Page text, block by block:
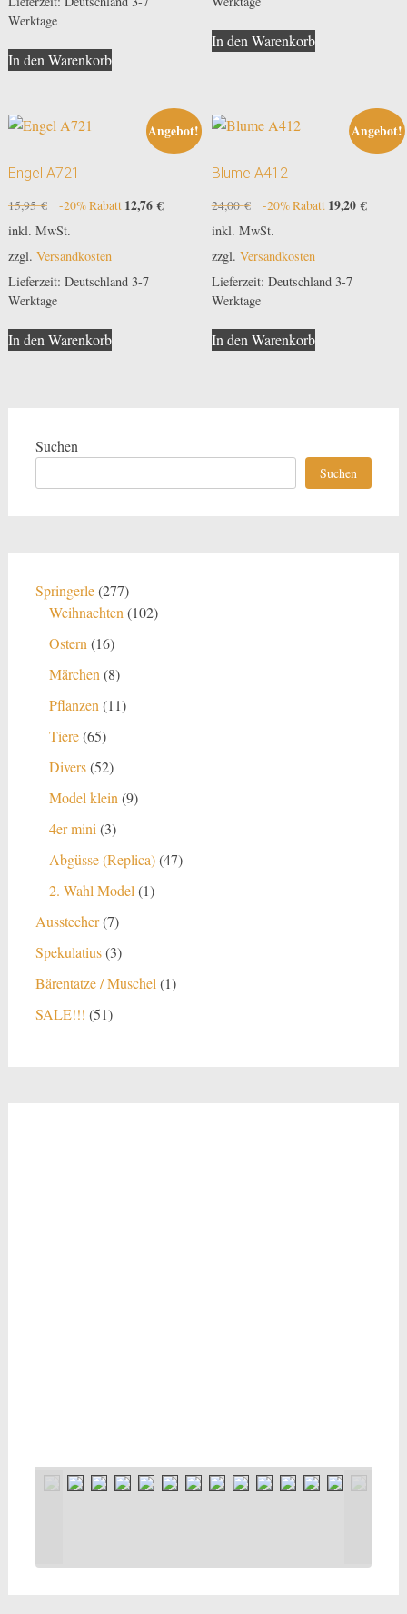
Werktage
In den Warenkorb
In den Warenkorb
Angebot!
Engel A721
15,95€
Ursprünglicher
war:
15,95 €
-20% Rabatt 12,76€Aktueller
inkl. MwSt.
zzgl. Versandkosten
Lieferzeit: Deutschland 3-7
Werktage
In den Warenkorb
Angebot!
Blume A412
24,00€
Ursprünglicher
war:
24,00 €
-20% Rabatt 19,20€
inkl. MwSt.
zzgl. Versandkosten
Lieferzeit: Deutschland 3-7
Werktage
In den Warenkorb
Suchen
Suchen
Springerle 277277
Produkte
Weihnachten 102102
Ostern 1616
Märchen 88
Pflanzen 1111
Tiere 6565
Produkte
Divers 5252
Model klein 99
4er mini 33
Abgüsse (Replica) 4747
2. Wahl Model 11
Ausstecher 77
Spekulatius 33
Produkte
Bärentatze / Muschel 11
SALE!!! 5151